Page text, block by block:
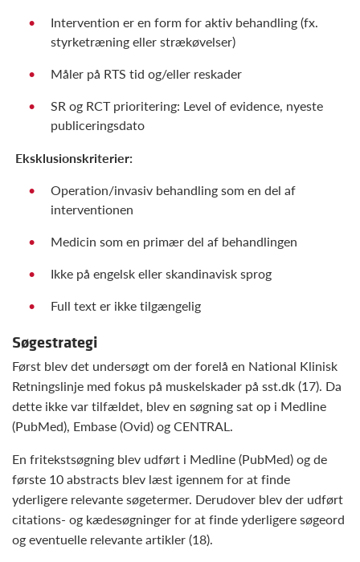
Intervention er en form for aktiv behandling (fx.
styrketræning eller strækøvelser)
Måler på RTS tid og/eller reskader
SR og RCT prioritering: Level of evidence, nyeste
publiceringsdato
Eksklusionskriterier:
Operation/invasiv behandling som en del af
interventionen
Medicin som en primær del af behandlingen
Ikke på engelsk eller skandinavisk sprog
Full text er ikke tilgængelig
Søgestrategi
Først blev det undersøgt om der forelå en National Klinisk
Retningslinje med fokus på muskelskader på sst.dk (17). Da
dette ikke var tilfældet, blev en søgning sat op i Medline
(PubMed), Embase (Ovid) og CENTRAL.
En fritekstsøgning blev udført i Medline (PubMed) og de
første 10 abstracts blev læst igennem for at finde
yderligere relevante søgetermer. Derudover blev der udført
citations- og kædesøgninger for at finde yderligere søgeord
og eventuelle relevante artikler (18).